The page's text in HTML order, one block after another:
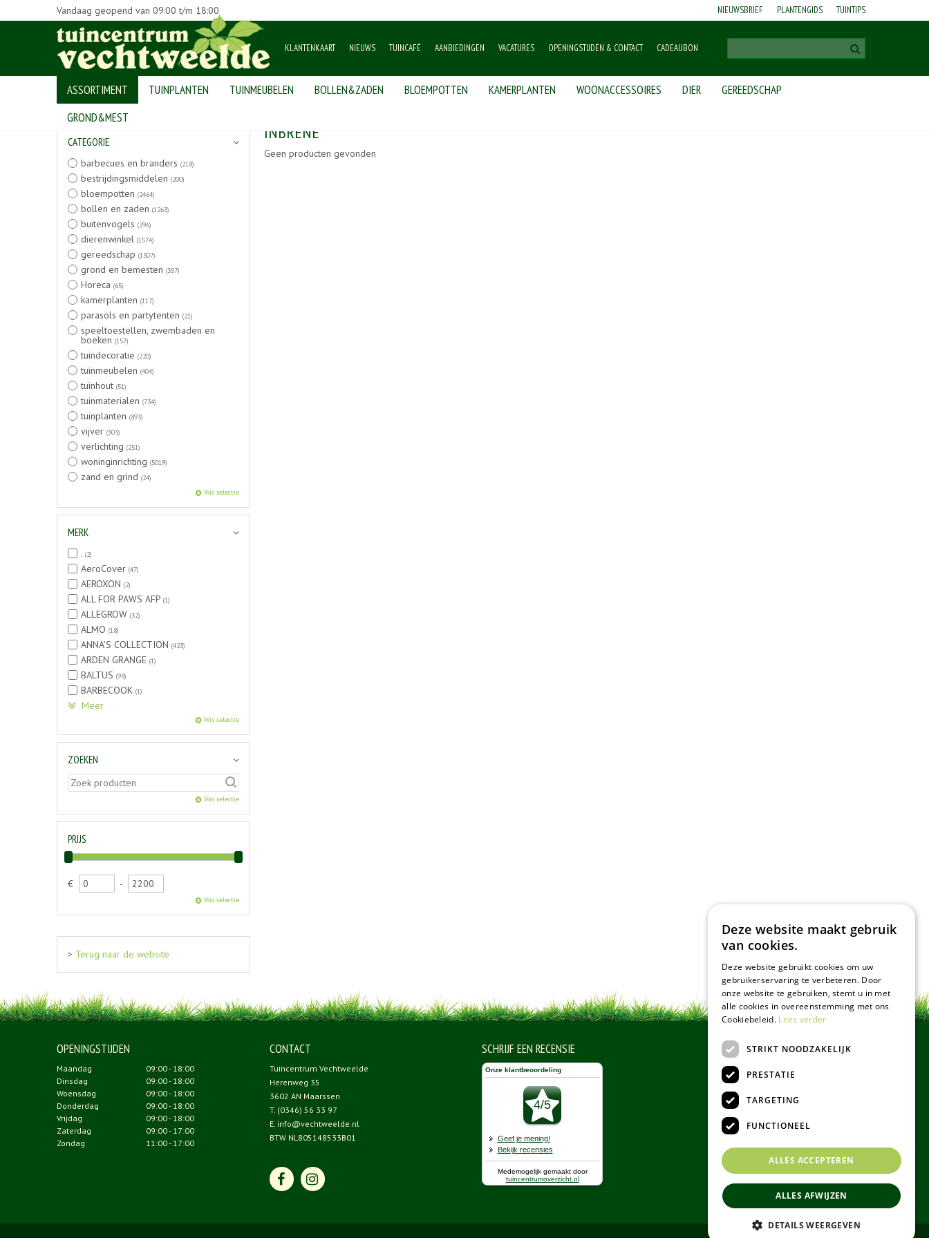
Home > Producten
Vandaag geopend van 09:00 t/m 18:00 NIEUWSBRIEF PLANTENGIDS TUINTIPS
KLANTENKAART NIEUWS TUINCAFÉ AANBIEDINGEN VACATURES OPENINGSTIJDEN & CONTACT CADEAUBON
ASSORTIMENT TUINPLANTEN TUINMEUBELEN BOLLEN&ZADEN BLOEMPOTTEN KAMERPLANTEN WOONACCESSOIRES DIER
GEREEDSCHAP
GROND&MEST
INBRENE
Geen producten gevonden
CATEGORIE
barbecues en branders (218)
bestrijdingsmiddelen (200)
bloempotten (2464)
bollen en zaden (1263)
buitenvogels (296)
dierenwinkel (1574)
gereedschap (1307)
grond en bemesten (357)
Horeca (65)
kamerplanten (117)
parasols en partytenten (21)
speeltoestellen, zwembaden en
boeken (157)
tuindecoratie (220)
tuinmeubelen (404)
tuinhout (51)
tuinmaterialen (734)
tuinplanten (893)
vijver (303)
verlichting (251)
woninginrichting (5019)
zand en grind (24)
Wis selectie
MERK
. (2)
AeroCover (47)
AEROXON (2)
ALL FOR PAWS AFP (1)
ALLEGROW (32)
ALMO (18)
ANNA'S COLLECTION (423)
ARDEN GRANGE (1)
BALTUS (98)
BARBECOOK (1)
Meer
Wis selectie
ZOEKEN
Wis selectie
PRIJS
€ -
Wis selectie
> Terug naar de website
OPENINGSTIJDEN
Maandag
09:00 - 18:00
Dinsdag
09:00 - 18:00
Woensdag
09:00 - 18:00
Donderdag
09:00 - 18:00
Vrijdag
09:00 - 18:00
Zaterdag
09:00 - 17:00
Zondag
11:00 - 17:00
CONTACT
Tuincentrum Vechtweelde
Herenweg 35
3602 AN Maarssen
T. (0346) 56 33 97
E. info@vechtweelde.nl
BTW NL805148533B01
SCHRIJF EEN RECENSIE
Deze website maakt gebruik
van cookies.
Deze website gebruikt cookies om uw
gebruikerservaring te verbeteren. Door
onze website te gebruiken, stemt u in met
alle cookies in overeenstemming met ons
Cookiebeleid. Lees verder
STRIKT NOODZAKELIJK
PRESTATIE
TARGETING
FUNCTIONEEL
ALLES ACCEPTEREN
ALLES AFWIJZEN
DETAILS WEERGEVEN